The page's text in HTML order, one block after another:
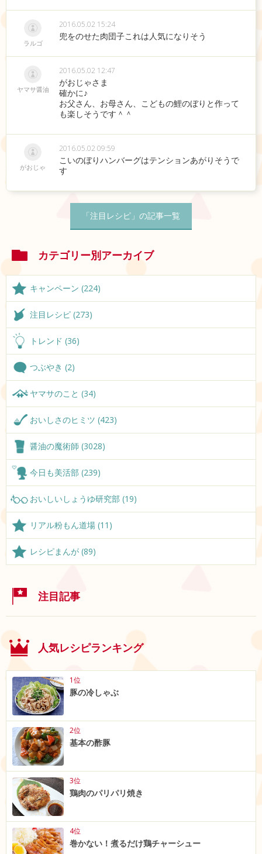
ラルゴ
2016.05.02 15:24
兜をのせた肉団子これは人気になりそう
ヤマサ醤油
2016.05.02 12:47
がおじゃさま
確かに♪
お父さん、お母さん、こどもの鯉のぼりと作って
も楽しそうです＾＾
がおじゃ
2016.05.02 09:59
こいのぼりハンバーグはテンションあがりそうで
す
「注目レシピ」の記事一覧
カテゴリー別アーカイブ
キャンペーン (224)
注目レシピ (273)
トレンド (36)
つぶやき (2)
ヤマサのこと (34)
おいしさのヒミツ (423)
醤油の魔術師 (3028)
今日も美活部 (239)
おいしいしょうゆ研究部 (19)
リアル粉もん道場 (11)
レシピまんが (89)
注目記事
人気レシピランキング
1位
豚の冷しゃぶ
2位
基本の酢豚
3位
鶏肉のパリパリ焼き
4位
巻かない！煮るだけ鶏チャーシュー